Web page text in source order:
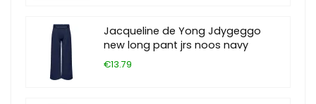
Jacqueline de Yong Jdygeggo
new long pant jrs noos navy
€13.79